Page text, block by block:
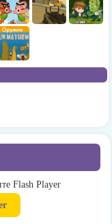
Flash Player